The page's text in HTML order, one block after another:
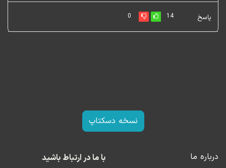
گرفتن سودآوری صنایع نخواهد داشت.
پاسخ 14
0
نسخه دسکتاپ
درباره ما
با ما در ارتباط باشید